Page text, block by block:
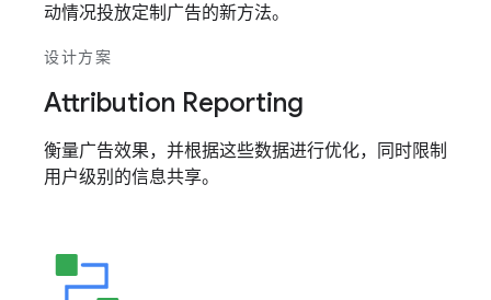
动情况投放定制广告的新方法。
设计方案
Attribution Reporting
衡量广告效果，并根据这些数据进行优化，同时限制
用户级别的信息共享。